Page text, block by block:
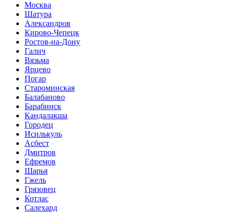
Москва
Шатура
Александров
Кирово-Чепецк
Ростов-на-Дону
Галич
Вязьма
Ярцево
Погар
Староминская
Балабаново
Барабинск
Кандалакша
Городец
Исилькуль
Асбест
Дмитров
Ефремов
Шарья
Гжель
Грязовец
Котлас
Салехард